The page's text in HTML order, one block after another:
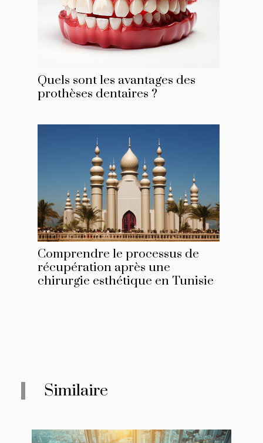
Quels sont les avantages des
prothèses dentaires ?
Comprendre le processus de
récupération après une
chirurgie esthétique en Tunisie
Similaire